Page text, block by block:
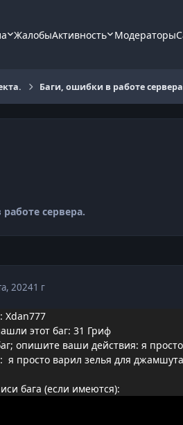
ЖалобыАктивность Модераторы
Баги, ошибки в работе
сервера.
20241 г
Xdan777
этот баг: 31 Гриф
опишите ваши действия: я
я просто варил зелья для
бага (если имеются):